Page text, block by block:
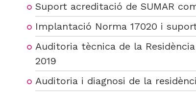
Suport acreditació de SUMAR
Implantació Norma 17020 i
Auditoria tècnica de la
2019
Auditoria i diagnosi de la